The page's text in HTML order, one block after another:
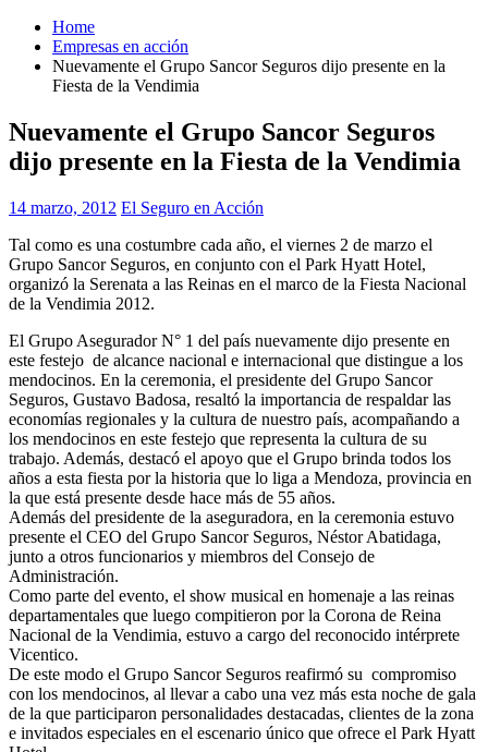
Home
Empresas en acción
Nuevamente el Grupo Sancor Seguros dijo presente en la
Fiesta de la Vendimia
Nuevamente el Grupo Sancor Seguros
dijo presente en la Fiesta de la Vendimia
14 marzo, 2012 El Seguro en Acción
Tal como es una costumbre cada año, el viernes 2 de marzo el
Grupo Sancor Seguros, en conjunto con el Park Hyatt Hotel,
organizó la Serenata a las Reinas en el marco de la Fiesta Nacional
de la Vendimia 2012.
El Grupo Asegurador N° 1 del país nuevamente dijo presente en
este festejo de alcance nacional e internacional que distingue a los
mendocinos. En la ceremonia, el presidente del Grupo Sancor
Seguros, Gustavo Badosa, resaltó la importancia de respaldar las
economías regionales y la cultura de nuestro país, acompañando a
los mendocinos en este festejo que representa la cultura de su
trabajo. Además, destacó el apoyo que el Grupo brinda todos los
años a esta fiesta por la historia que lo liga a Mendoza, provincia en
la que está presente desde hace más de 55 años.
Además del presidente de la aseguradora, en la ceremonia estuvo
presente el CEO del Grupo Sancor Seguros, Néstor Abatidaga,
junto a otros funcionarios y miembros del Consejo de
Administración.
Como parte del evento, el show musical en homenaje a las reinas
departamentales que luego compitieron por la Corona de Reina
Nacional de la Vendimia, estuvo a cargo del reconocido intérprete
Vicentico.
De este modo el Grupo Sancor Seguros reafirmó su compromiso
con los mendocinos, al llevar a cabo una vez más esta noche de gala
de la que participaron personalidades destacadas, clientes de la zona
e invitados especiales en el escenario único que ofrece el Park Hyatt